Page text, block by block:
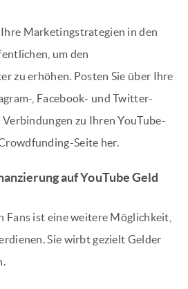
Marketingstrategien in den
um den
zu erhöhen. Posten Sie über Ihre
, Facebook- und Twitter-
zu Ihren YouTube-
Seite her.
auf YouTube Geld
Fans ist eine weitere Möglichkeit,
Sie wirbt gezielt Gelder